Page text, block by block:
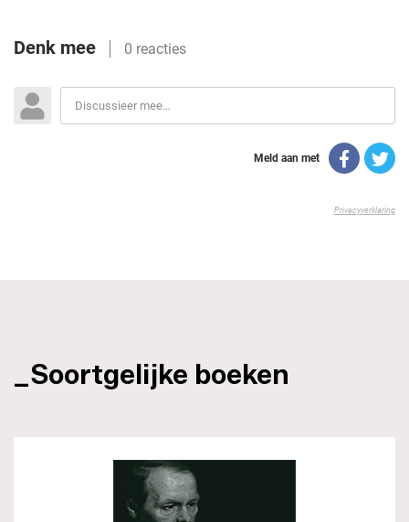
_Soortgelijke boeken